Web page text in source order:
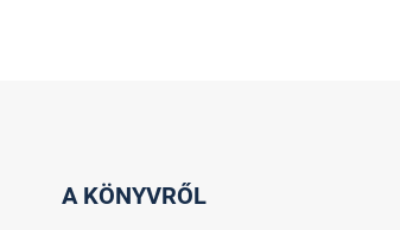
A KÖNYVRŐL